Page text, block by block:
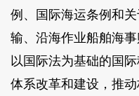
例、国际海运条例和
输、沿海作业船舶海
以国际法为基础的国
体系改革和建设，推